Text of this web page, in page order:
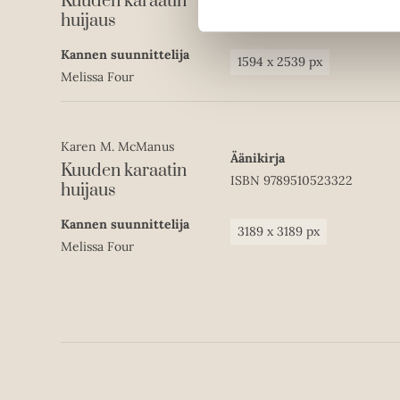
huijaus
Kannen suunnittelija
Melissa Four
1594 x 2539 px
Karen M. McManus
Kuuden karaatin
huijaus
Kannen suunnittelija
Melissa Four
Äänikirja
ISBN 9789510523322
3189 x3189 px